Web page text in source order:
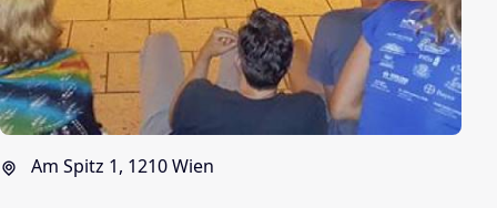
Am Spitz 1, 1210 Wien